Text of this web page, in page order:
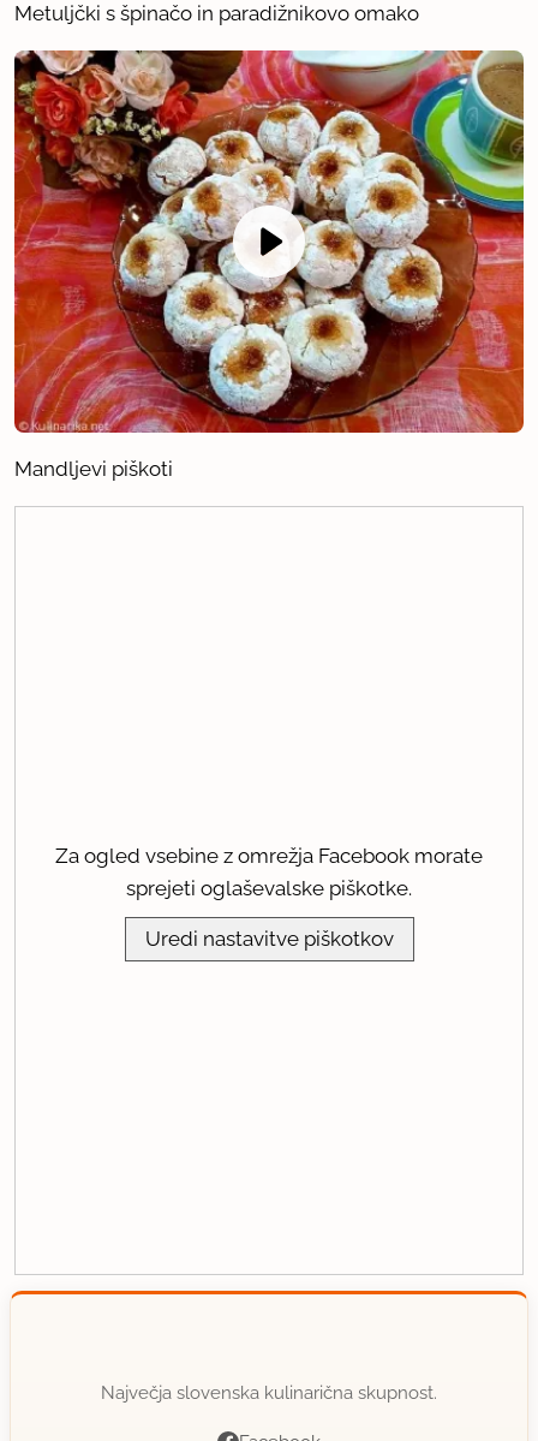
Metuljčki s špinačo in paradižnikovo omako
Mandljevi piškoti
Za ogled vsebine z omrežja Facebook morate
sprejeti oglaševalske piškotke.
Uredi nastavitve piškotkov
Največja slovenska kulinarična skupnost.